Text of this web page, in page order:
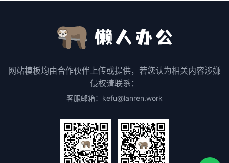
网站模板均由合作伙伴上传或提供，若您认为相关内容涉嫌
侵权请联系：
客服邮箱：kefu@lanren.work